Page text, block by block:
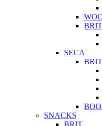
BRIT
SECA
BRIT
SNACKS
BRIT